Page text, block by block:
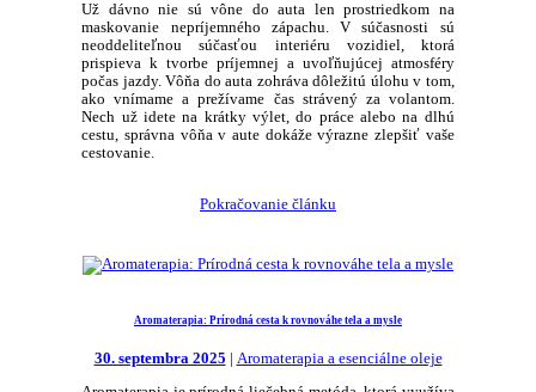
Už dávno nie sú vône do auta len prostriedkom na
maskovanie nepríjemného zápachu. V súčasnosti sú
neoddeliteľnou súčasťou interiéru vozidiel, ktorá
prispieva k tvorbe príjemnej a uvoľňujúcej atmosféry
počas jazdy. Vôňa do auta zohráva dôležitú úlohu v tom,
ako vnímame a prežívame čas strávený za volantom.
Nech už idete na krátky výlet, do práce alebo na dlhú
cestu, správna vôňa v aute dokáže výrazne zlepšiť vaše
cestovanie.
Pokračovanie článku
Aromaterapia: Prírodná cesta k rovnováhe tela a mysle
30. septembra 2025
Aromaterapia a esenciálne oleje